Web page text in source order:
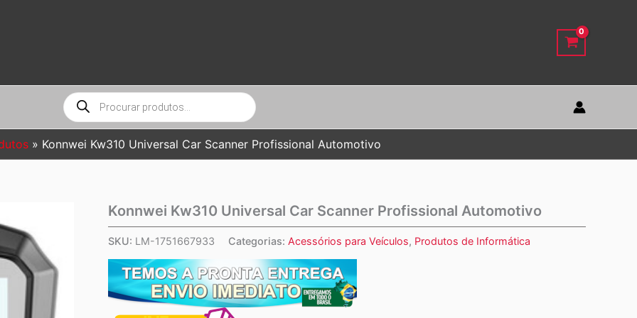
Pesquisar
produtos
Konnwei Kw310 Universal Car Scanner Profissional Automotivo
Konnwei Kw310 Universal Car Scanner Profissional Automotivo
SKU: LM-1751667933 Categorias: Acessórios para Veículos, Produtos de Informática